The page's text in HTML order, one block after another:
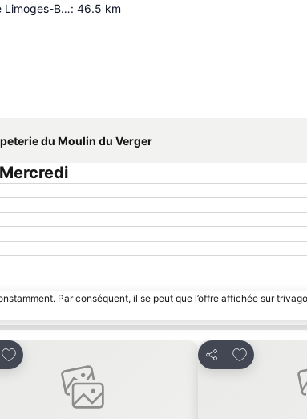
Aéroport International de Limoges-Bellegarde: 46.5 km
du Moulin du Verger
Par conséquent, il se peut que l’offre affichée sur
Ajouter à mes favoris
Partager
Ajouter à